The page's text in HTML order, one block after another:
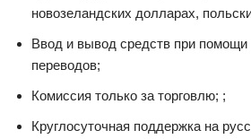
новозеландских долларах,
Ввод и вывод средств при помощи
переводов;
Комиссия только за торговлю; ;
Круглосуточная поддержка на